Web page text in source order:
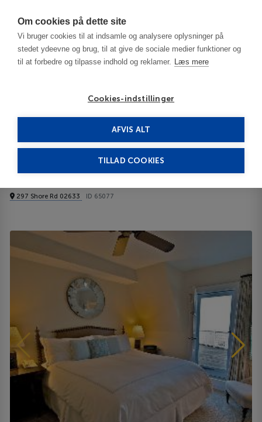
Om cookies på dette site
Vi bruger cookies til at indsamle og analysere oplysninger på
stedet ydeevne og brug, til at give de sociale medier funktioner og
til at forbedre og tilpasse indhold og reklamer. Læs mere
Cookies-indstillinger
AFVIS ALT
TILLAD COOKIES
Cape Cod - MA
Chatham Bars Inn 3***
297 Shore Rd 02633 ID 65077